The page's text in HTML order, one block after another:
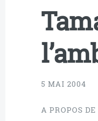
5 MAI 2004
A PROPOS